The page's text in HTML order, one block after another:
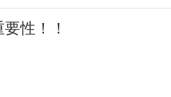
性！！